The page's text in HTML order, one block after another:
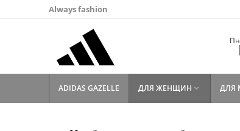
Always fashion
ADIDAS GAZELLE ДЛЯ ЖЕНЩИН  ДЛЯ